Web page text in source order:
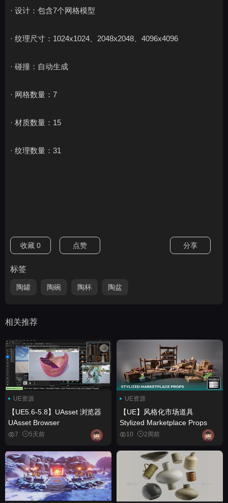
· 设计：包含7个网格模型
· 纹理尺寸：1024x1024、2048x2048、4096x4096
· 碰撞：自动生成
· 网格数量：7
· 材质数量：15
· 纹理数量：31
收藏 0 点赞 分享
标签
陶罐 陶碗 陶杯 陶盆
相关推荐
UE资源
【UE5.6-5.8】UAsset 浏览器
UAsset Browser
7 5天前
UE资源
【UE】风格化市场道具
Stylized Marketplace Props
10 2周前